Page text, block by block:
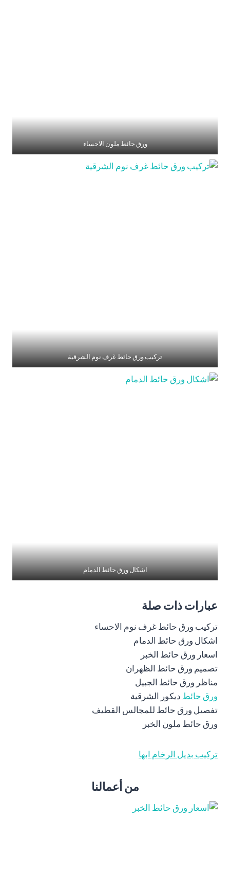
ورق حائط ملون الاحساء
تركيب ورق حائط غرف نوم الشرقية
اشكال ورق حائط الدمام
عبارات ذات صلة
تركيب ورق حائط غرف نوم الاحساء
اشكال ورق حائط الدمام
اسعار ورق حائط الخبر
تصميم ورق حائط الظهران
مناظر ورق حائط الجبيل
ورق حائط ديكور الشرقية
تفصيل ورق حائط للمجالس القطيف
ورق حائط ملون الخبر
تركيب بديل الرخام ابها
من أعمالنا